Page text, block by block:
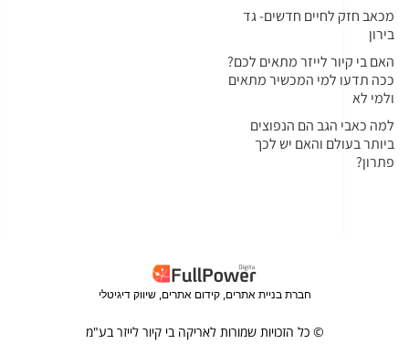
מכאב חזק לחיים חדשים- גד
בירון
האם בי קיור לייזר מתאים לכם?
ככה תדעו למי המכשיר מתאים
ולמי לא
למה כאבי הגב הם הנפוצים
ביותר בעולם והאם יש לכך
פתרון?
© כל הזכויות שמורות לאריקה בי קיור לייזר בע"מ
חברת בניית אתרים, קידום אתרים, שיווק דיגיטלי